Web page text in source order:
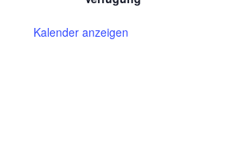
Kalender anzeigen